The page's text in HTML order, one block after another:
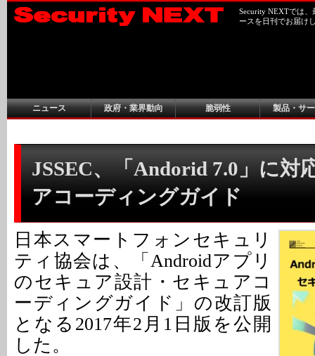
Security NEXTでは
ースを日刊でお届け
ニュース 政府・業界動向 脆弱性 製品・サ
JSSEC、「Andorid 7.0」に対
アコーディングガイド
日本スマートフォンセキュリ
ティ協会は、「Androidアプリ
のセキュア設計・セキュアコ
ーディングガイド」の改訂版
となる2017年2月1日版を公開
した。